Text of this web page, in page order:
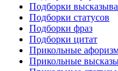
Подборки
Подборки статусов
Подборки фраз
Подборки цитат
Прикольные
Прикольные